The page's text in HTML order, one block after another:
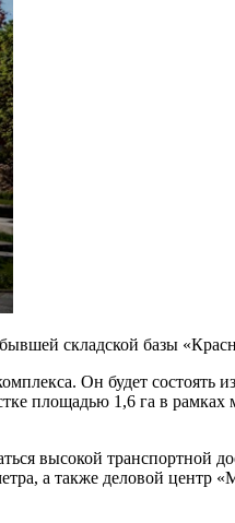
складской базы
Он будет состоять
площадью 1,6 га в рамках
высокой транспортной
а также деловой центр